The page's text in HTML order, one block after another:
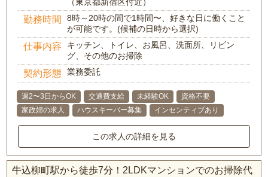
（東京都新宿区付近）
勤務時間
8時～20時の間で1時間〜、好きな日に働くこと
が可能です。(候補の日時から選択)
仕事内容
キッチン、トイレ、お風呂、洗面所、リビン
グ、その他のお掃除
契約形態 業務委託
週2〜3日からOK 交通費支給 未経験OK
資格不要
家政婦の求人
ハウスキーパー募集 インセンティブあり
この求人の詳細を見る
牛込柳町駅から徒歩7分！2LDKマンションでのお掃除代